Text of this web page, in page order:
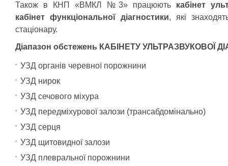
Також в КНП «ВМКЛ №3» працюють кабінет
кабінет функціональної діагностики, які
стаціонару.
Діапазон обстежень КАБІНЕТУ УЛЬТРАЗВУКОВОЇ
УЗД органів черевної порожнини
УЗД нирок
УЗД сечового міхура
УЗД передміхурової залози (трансабдомінально)
УЗД серця
УЗД щитовидної залози
УЗД плевральної порожнини